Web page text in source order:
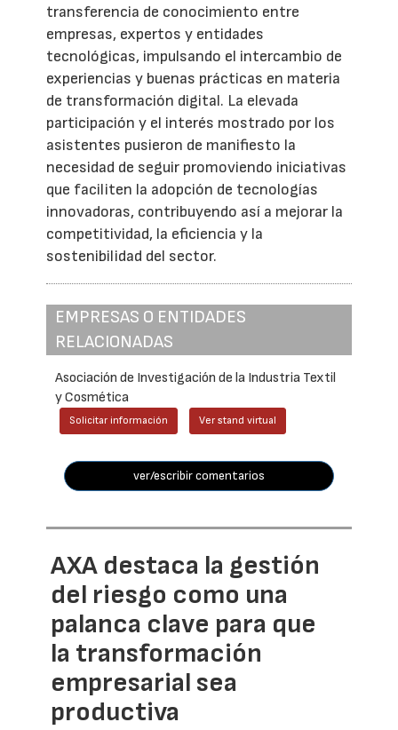
transferencia de conocimiento entre
empresas, expertos y entidades
tecnológicas, impulsando el intercambio de
experiencias y buenas prácticas en materia
de transformación digital. La elevada
participación y el interés mostrado por los
asistentes pusieron de manifiesto la
necesidad de seguir promoviendo iniciativas
que faciliten la adopción de tecnologías
innovadoras, contribuyendo así a mejorar la
competitividad, la eficiencia y la
sostenibilidad del sector.
EMPRESAS O ENTIDADES
RELACIONADAS
Asociación de Investigación de la Industria Textil
y Cosmética
Solicitar información Ver stand virtual
ver/escribir comentarios
AXA destaca la gestión
del riesgo como una
palanca clave para que
la transformación
empresarial sea
productiva